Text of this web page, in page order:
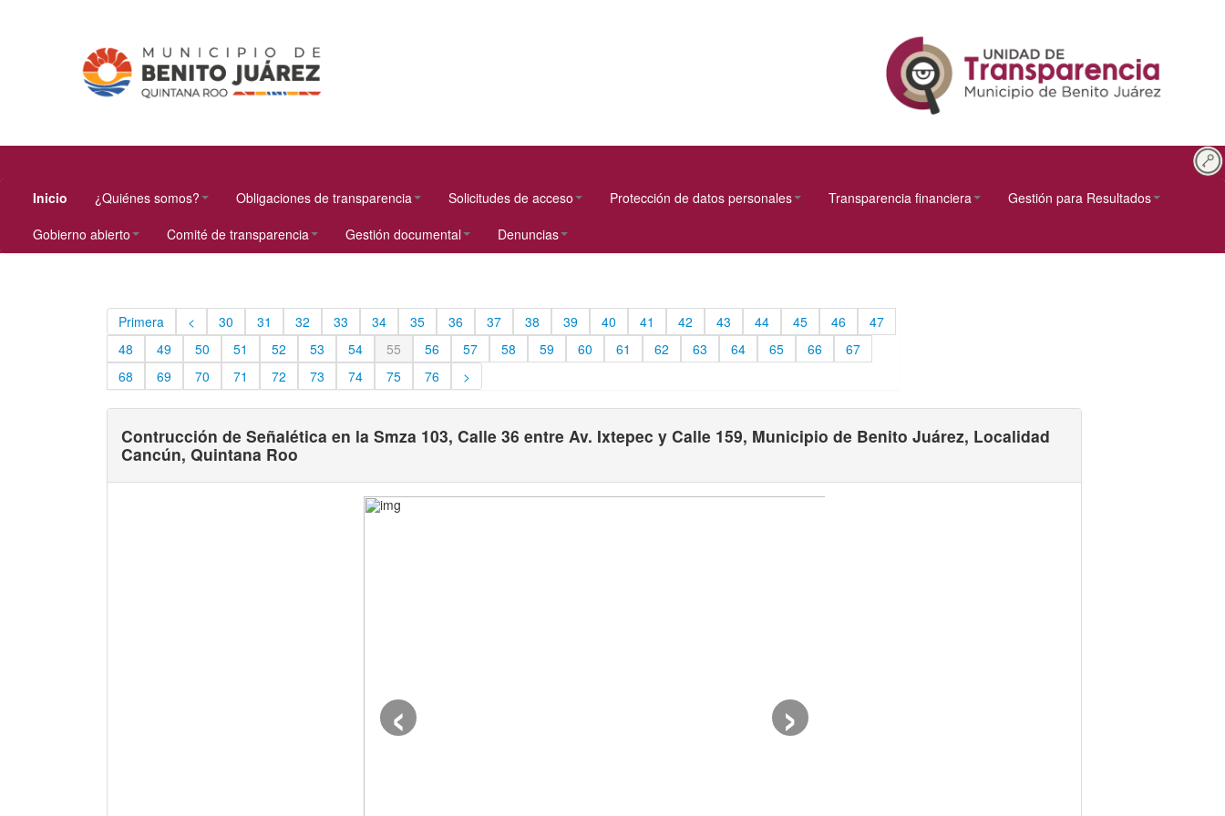
Inicio ¿Quiénes somos? Obligaciones de transparencia Solicitudes de acceso Protección de datos personales Transparencia financiera
Gestión para Resultados
Gobierno abierto
Comité de transparencia Gestión documental Denuncias
Primera < 30 31 32 33 34 35 36 37 38 39 40 41 42 43 44 45 46
47
48
49 50 51 52 53 54 55 56 57 58 59 60 61 62 63 64 65 66
67
68
69 70 71 72 73 74 75 76 >
Contrucción de Señalética en la Smza 103, Calle 36 entre Av. Ixtepec y Calle 159, Municipio de Benito Juárez, Localidad
Cancún, Quintana Roo
‹ ›